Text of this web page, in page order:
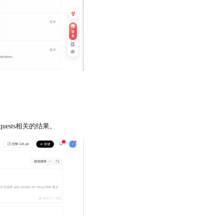
相关的结果。